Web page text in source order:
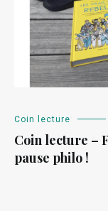
Coin lecture
Coin lecture –
pause philo !